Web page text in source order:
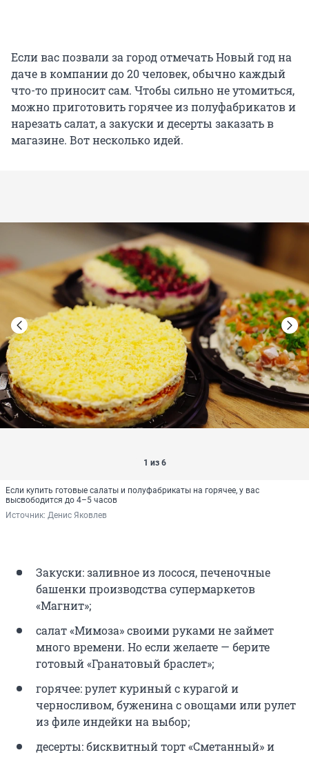
Если вас позвали за город отмечать Новый год на
даче в компании до 20 человек, обычно каждый
что-то приносит сам. Чтобы сильно не утомиться,
можно приготовить горячее из полуфабрикатов и
нарезать салат, а закуски и десерты заказать в
магазине. Вот несколько идей.
1 из 6
Если купить готовые салаты и полуфабрикаты на горячее, у вас
высвободится до 4–5 часов
Источник: Денис Яковлев
Закуски: заливное из лосося, печеночные
башенки производства супермаркетов
«Магнит»;
салат «Мимоза» своими руками не займет
много времени. Но если желаете — берите
готовый «Гранатовый браслет»;
горячее: рулет куриный с курагой и
черносливом, буженина с овощами или рулет
из филе индейки на выбор;
десерты: бисквитный торт «Сметанный» и